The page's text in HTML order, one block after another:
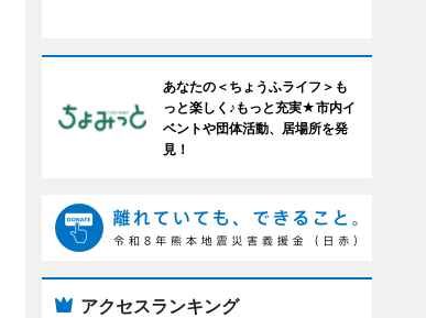
あなたの＜ちょうふライフ＞も
っと楽しく♪もっと充実★市内イ
ベントや団体活動、居場所を発
見！
アクセスランキング